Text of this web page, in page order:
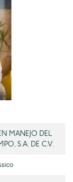
MANEJO DEL
S.A. DE C.V.